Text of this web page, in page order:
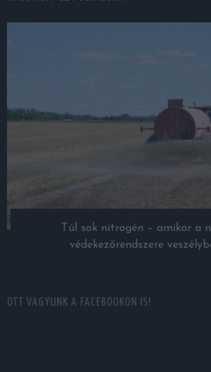
Túl sok nitrogén – amikor a
védekezőrendszere
OTT VAGYUNK A FACEBOOKON IS!